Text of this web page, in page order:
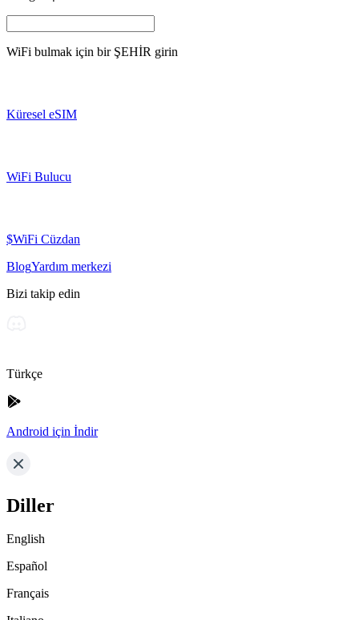
WiFi bulmak için bir ŞEHİR girin
Küresel eSIM
WiFi Bulucu
$WiFi Cüzdan
BlogYardım merkezi
Bizi takip edin
Türkçe
Android için İndir
Diller
English
Español
Français